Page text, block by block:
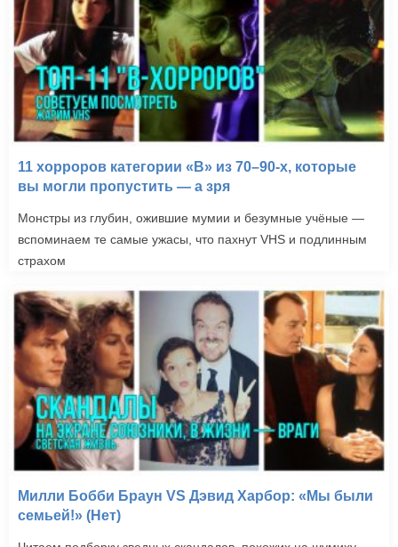
11 хорроров категории «B» из 70–90-х, которые
вы могли пропустить — а зря
Монстры из глубин, ожившие мумии и безумные учёные —
вспоминаем те самые ужасы, что пахнут VHS и подлинным
страхом
Милли Бобби Браун VS Дэвид Харбор: «Мы были
семьей!» (Нет)